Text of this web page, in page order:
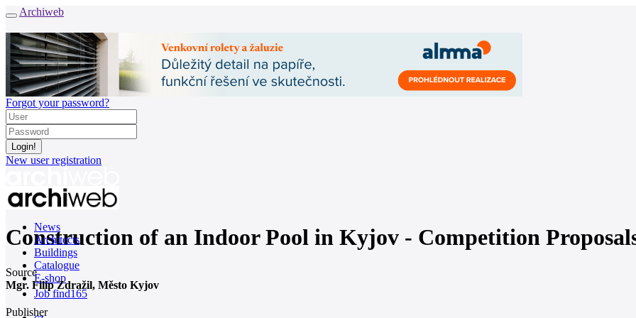
Archiweb
Forgot your password?
New user registration
News
Architects
Buildings
Catalogue
E-shop
Job find165
Construction of an Indoor Pool in Kyjov - Competition
Source
Mgr. Filip Zdražil, Město Kyjov
Publisher